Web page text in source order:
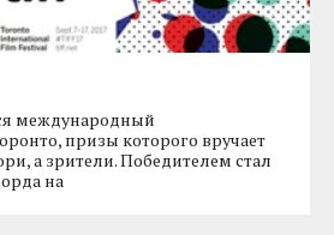
международный
призы которого вручает
а зрители. Победителем стал
на